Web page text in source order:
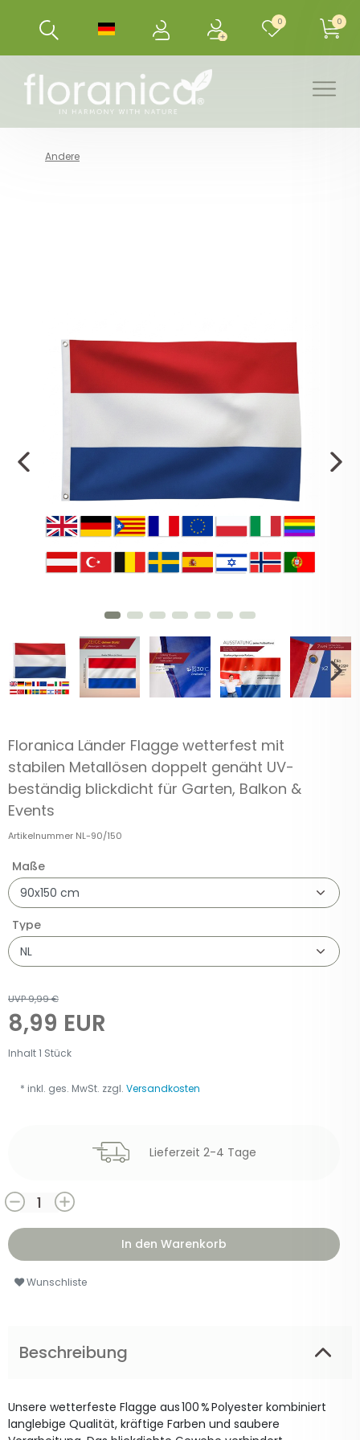
0 0
Andere
Floranica Länder Flagge wetterfest mit
stabilen Metallösen doppelt genäht UV-
beständig blickdicht für Garten, Balkon &
Events
Artikelnummer NL-90/150
Maße
Type
UVP 9,99 €
8,99 EUR
Inhalt1 Stück
Lieferzeit 2-4 Tage
In den Warenkorb
Wunschliste
* inkl. ges. MwSt. zzgl. Versandkosten
Beschreibung
Unsere wetterfeste Flagge aus 100 % Polyester kombiniert
langlebige Qualität, kräftige Farben und saubere